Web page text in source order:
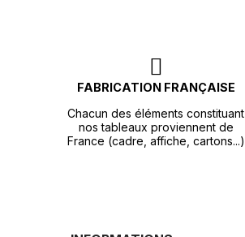
FABRICATION FRANÇAISE
Chacun des éléments constituant
nos tableaux proviennent de
France (cadre, affiche, cartons...)